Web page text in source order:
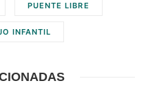
PUENTE LIBRE
INFANTIL